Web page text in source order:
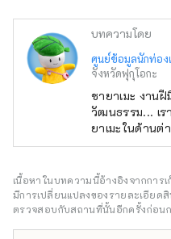
บทความโดย
ศูนย์ข้อมูลนักท่อง
จังหวัดฟุกุโอกะ
ชายาเมะ งาน
วัฒนธรรม... เร
ยาเมะในด้านต่
มอบให้คุณ
เนื้อหาในบทความนี้อ้างอิงจากการ
มีการเปลี่ยนแปลงของรายละเอียด
ตรวจสอบกับสถานที่นั้นอีกครั้งก่อน